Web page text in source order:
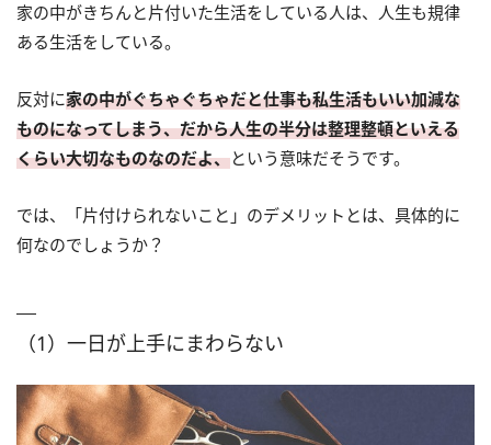
家の中がきちんと片付いた生活をしている人は、人生も規律
ある生活をしている。
反対に家の中がぐちゃぐちゃだと仕事も私生活もいい加減な
ものになってしまう、だから人生の半分は整理整頓といえる
くらい大切なものなのだよ、という意味だそうです。
では、「片付けられないこと」のデメリットとは、具体的に
何なのでしょうか？
（1）一日が上手にまわらない